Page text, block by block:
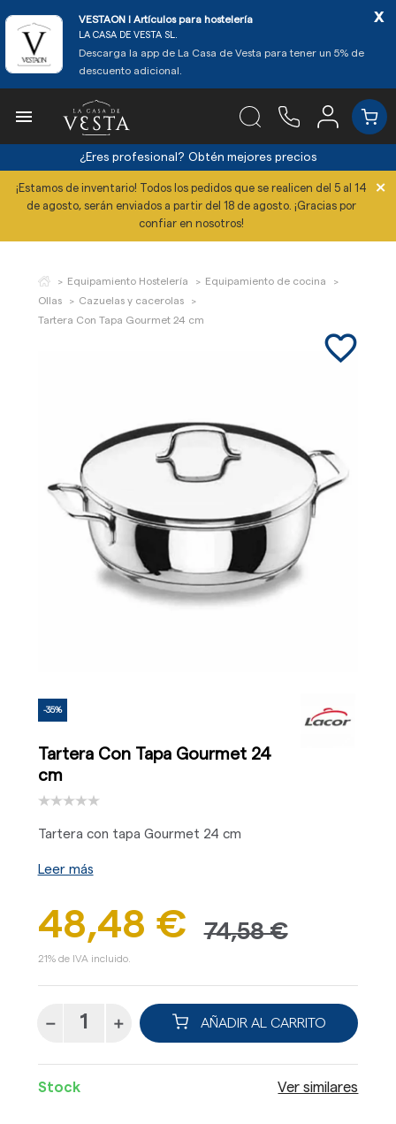
VESTAON l Artículos para hostelería
LA CASA DE VESTA SL.
Descarga la app de La Casa de Vesta para tener un 5% de
descuento adicional.
x

¿Eres profesional? Obtén mejores precios
¡Estamos de inventario! Todos los pedidos que se realicen del 5 al 14
de agosto, serán enviados a partir del 18 de agosto. ¡Gracias por
confiar en nosotros!
×
Equipamiento Hostelería
Equipamiento de cocina
Ollas
Cazuelas y cacerolas
Tartera Con Tapa Gourmet 24 cm
favorite_border
-35%
Tartera Con Tapa Gourmet 24
cm
Tartera con tapa Gourmet 24 cm
Leer más
48,48 € 74,58 €
21% de IVA incluido.
AÑADIR AL CARRITO
Stock Ver similares